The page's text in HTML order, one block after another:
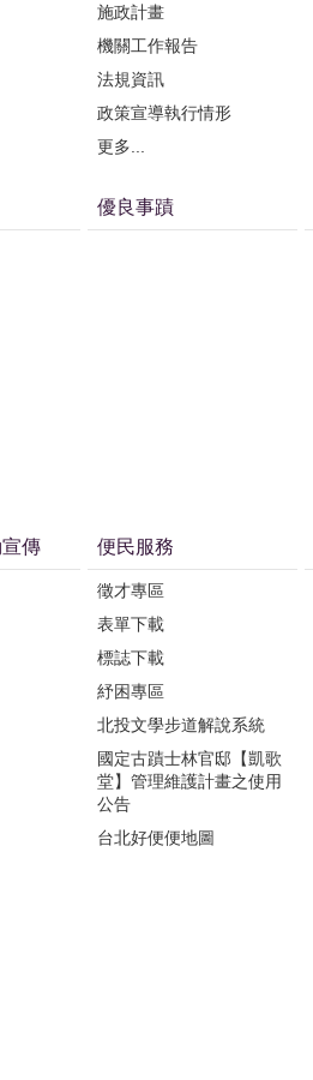
施政計畫
機關工作報告
法規資訊
政策宣導執行情形
更多...
優良事蹟
傳 便民服務
徵才專區
表單下載
標誌下載
紓困專區
北投文學步道解說系統
國定古蹟士林官邸【凱歌
堂】管理維護計畫之使用
公告
台北好便便地圖